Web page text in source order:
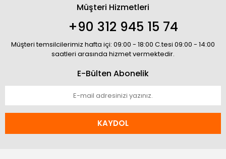
Müşteri Hizmetleri
+90 312 945 15 74
Müşteri temsilcilerimiz hafta içi: 09:00 - 18:00 C.tesi 09:00 - 14:00
saatleri arasında hizmet vermektedir.
E-Bülten Abonelik
KAYDOL